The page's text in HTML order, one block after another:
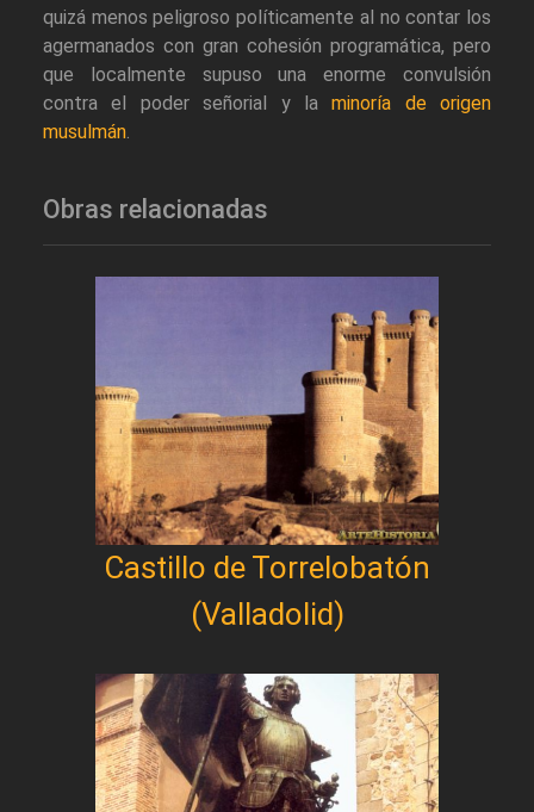
quizá menos peligroso políticamente al no contar los
agermanados con gran cohesión programática, pero
que localmente supuso una enorme convulsión
contra el poder señorial y laminoría de origen
musulmán.
Obras relacionadas
Castillo de Torrelobatón
(Valladolid)